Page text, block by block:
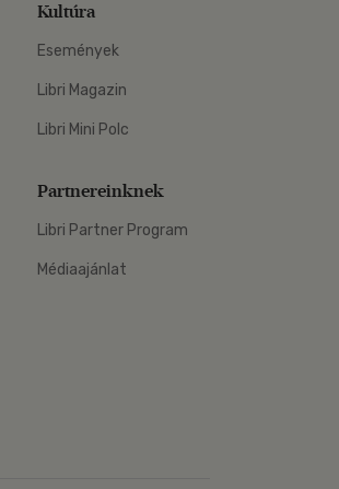
Kultúra
Események
Libri Magazin
Libri Mini Polc
Partnereinknek
Libri Partner Program
Médiaajánlat